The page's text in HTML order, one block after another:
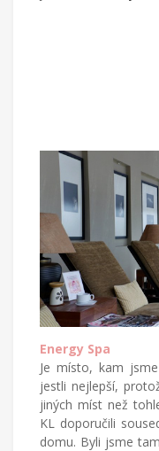
Energy Spa
Je místo, kam
jestli nejlepší,
jiných míst než
KL doporučili
domu. Byli jsme